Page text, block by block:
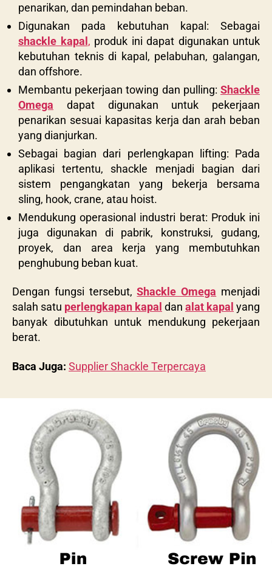
penarikan, dan pemindahan beban.
Digunakan pada kebutuhan kapal: Sebagai
shackle kapal, produk ini dapat digunakan untuk
kebutuhan teknis di kapal, pelabuhan, galangan,
dan offshore.
Membantu pekerjaan towing dan pulling: Shackle
Omega dapat digunakan untuk pekerjaan
penarikan sesuai kapasitas kerja dan arah beban
yang dianjurkan.
Sebagai bagian dari perlengkapan lifting: Pada
aplikasi tertentu, shackle menjadi bagian dari
sistem pengangkatan yang bekerja bersama
sling, hook, crane, atau hoist.
Mendukung operasional industri berat: Produk ini
juga digunakan di pabrik, konstruksi, gudang,
proyek, dan area kerja yang membutuhkan
penghubung beban kuat.
Dengan fungsi tersebut,Shackle Omega menjadi
salah satu perlengkapan kapal dan alat kapal yang
banyak dibutuhkan untuk mendukung pekerjaan
berat.
Baca Juga: Supplier Shackle Terpercaya